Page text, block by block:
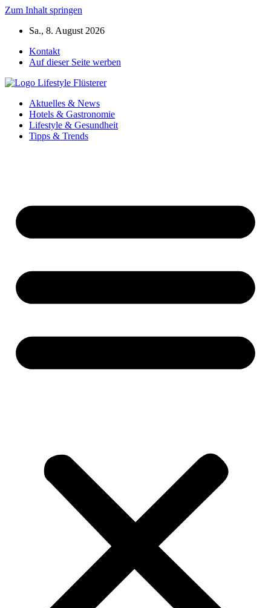
Zum Inhalt springen
Sa., 8. August 2026
Kontakt
Auf dieser Seite werben
Aktuelles & News
Hotels & Gastronomie
Lifestyle & Gesundheit
Tipps & Trends